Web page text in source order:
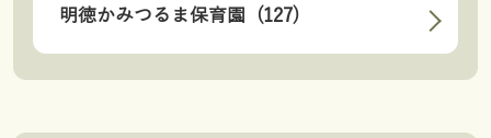
明徳かみつるま保育園 (127)